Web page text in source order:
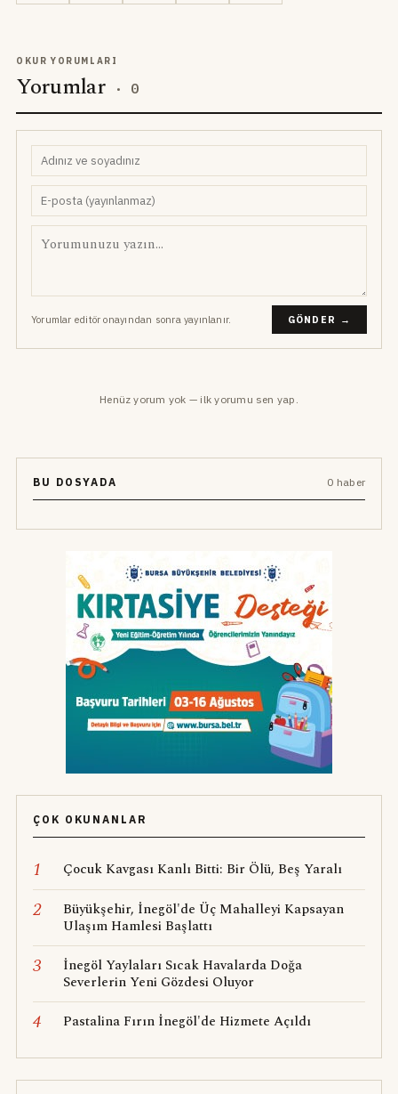
OKUR YORUMLARI
Yorumlar · 0
Yorumlar editör onayından sonra yayınlanır. GÖNDER →
Henüz yorum yok — ilk yorumu sen yap.
BU DOSYADA 0 haber
ÇOK OKUNANLAR
1 Çocuk Kavgası Kanlı Bitti: Bir Ölü, Beş Yaralı
2
Büyükşehir, İnegöl'de Üç Mahalleyi Kapsayan
Ulaşım Hamlesi Başlattı
3
İnegöl Yaylaları Sıcak Havalarda Doğa
Severlerin Yeni Gözdesi Oluyor
4 Pastalina Fırın İnegöl'de Hizmete Açıldı